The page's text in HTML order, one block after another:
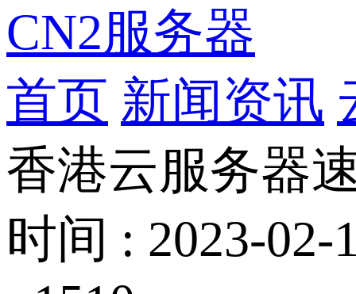
CN2服务器
首页 新闻资讯
香港云服务器
时间 : 2023-02-